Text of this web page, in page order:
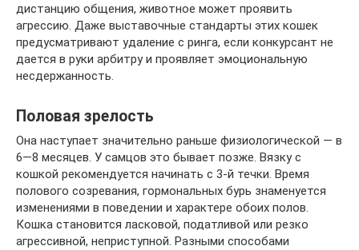
дистанцию общения, животное может проявить
агрессию. Даже выставочные стандарты этих кошек
предусматривают удаление с ринга, если конкурсант не
дается в руки арбитру и проявляет эмоциональную
несдержанность.
Половая зрелость
Она наступает значительно раньше физиологической — в
6—8 месяцев. У самцов это бывает позже. Вязку с
кошкой рекомендуется начинать с 3-й течки. Время
полового созревания, гормональных бурь знаменуется
изменениями в поведении и характере обоих полов.
Кошка становится ласковой, податливой или резко
агрессивной, неприступной. Разными способами